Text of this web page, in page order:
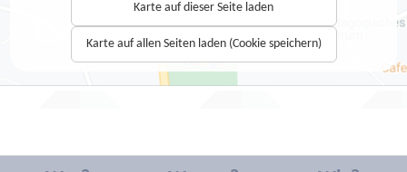
Karte auf dieser Seite laden
Karte auf allen Seiten laden (Cookie speichern)